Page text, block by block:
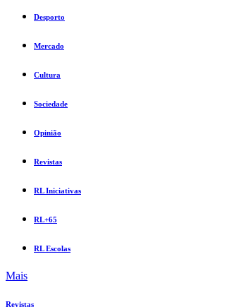
Desporto
Mercado
Cultura
Sociedade
Opinião
Revistas
RL Iniciativas
RL+65
RL Escolas
Mais
Revistas